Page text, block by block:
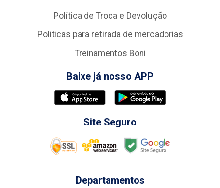
Política de Troca e Devolução
Politicas para retirada de mercadorias
Treinamentos Boni
Baixe já nosso APP
Site Seguro
Departamentos